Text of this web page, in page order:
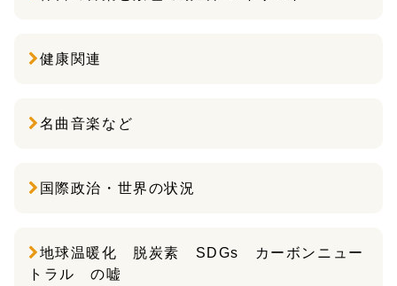
健康関連
名曲音楽など
国際政治・世界の状況
地球温暖化 脱炭素 SDGs カーボンニュー
トラル の嘘